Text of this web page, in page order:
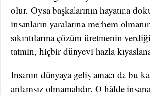
olur. Oysa başkalarının hayatına
insanların yaralarına merhem
sıkıntılarına çözüm üretmenin
tatmin, hiçbir dünyevi hazla
İnsanın dünyaya geliş amacı da bu
anlamsız olmamalıdır. O hâlde